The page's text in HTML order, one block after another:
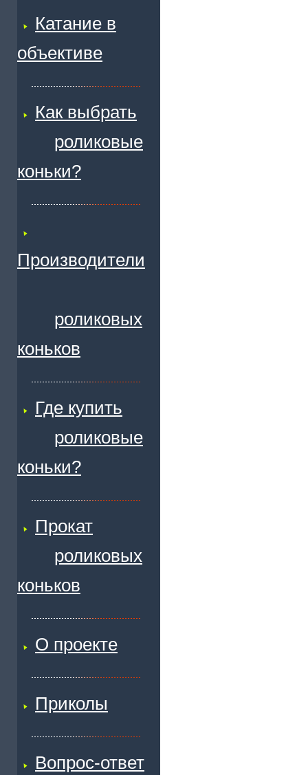
Катание в
объективе
Как выбрать
роликовые
коньки?
Производители
роликовых
коньков
Где купить
роликовые
коньки?
Прокат
роликовых
коньков
О проекте
Приколы
Вопрос-ответ